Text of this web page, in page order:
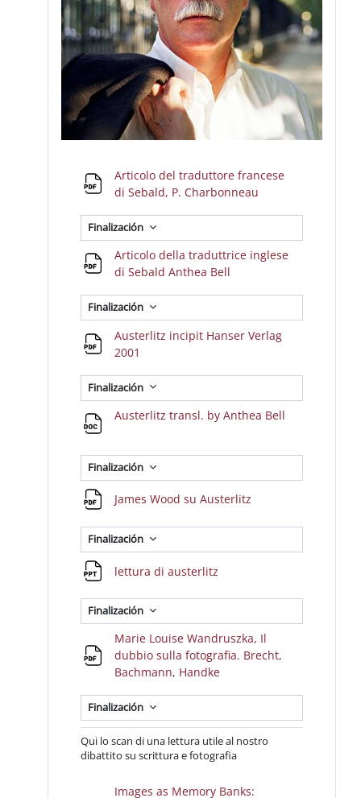
Articolo del traduttore francese
di Sebald, P. Charbonneau
Finalización
Articolo della traduttrice inglese
di Sebald Anthea Bell
Finalización
Austerlitz incipit Hanser Verlag
2001
Finalización
Austerlitz transl. by Anthea Bell
Finalización
James Wood su Austerlitz
Finalización
lettura di austerlitz
Finalización
Marie Louise Wandruszka, Il
dubbio sulla fotografia. Brecht,
Bachmann, Handke
Finalización
Qui lo scan di una lettura utile al nostro
dibattito su scrittura e fotografia
Images as Memory Banks: